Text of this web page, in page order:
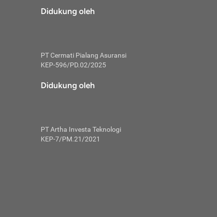
tidak
skor
Mulai
kembali ideal.
utang
Didukung oleh
PT Cermati Pialang Asuransi
KEP-596/PD.02/2025
Didukung oleh
PT Artha Investa Teknologi
KEP-7/PM.21/2021